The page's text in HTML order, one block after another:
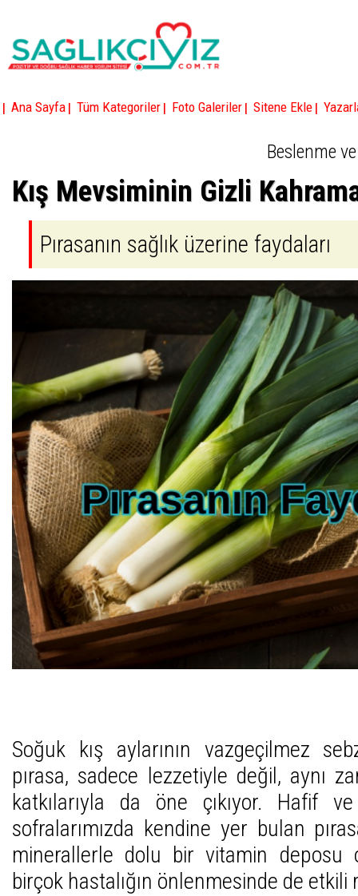
| Ana Sayfa | Tüm Kategoriler | Foto Galeriler | Sitene Ekle |
Beslenme
Kış Mevsiminin Gizli
Pırasanın sağlık üzerine faydaları
Soğuk kış aylarının vazgeçilmez
pırasa, sadece lezzetiyle değil, aynı
katkılarıyla da öne çıkıyor. Hafif
sofralarımızda kendine yer bulan
minerallerle dolu bir vitamin deposu
birçok hastalığın önlenmesinde de etkili